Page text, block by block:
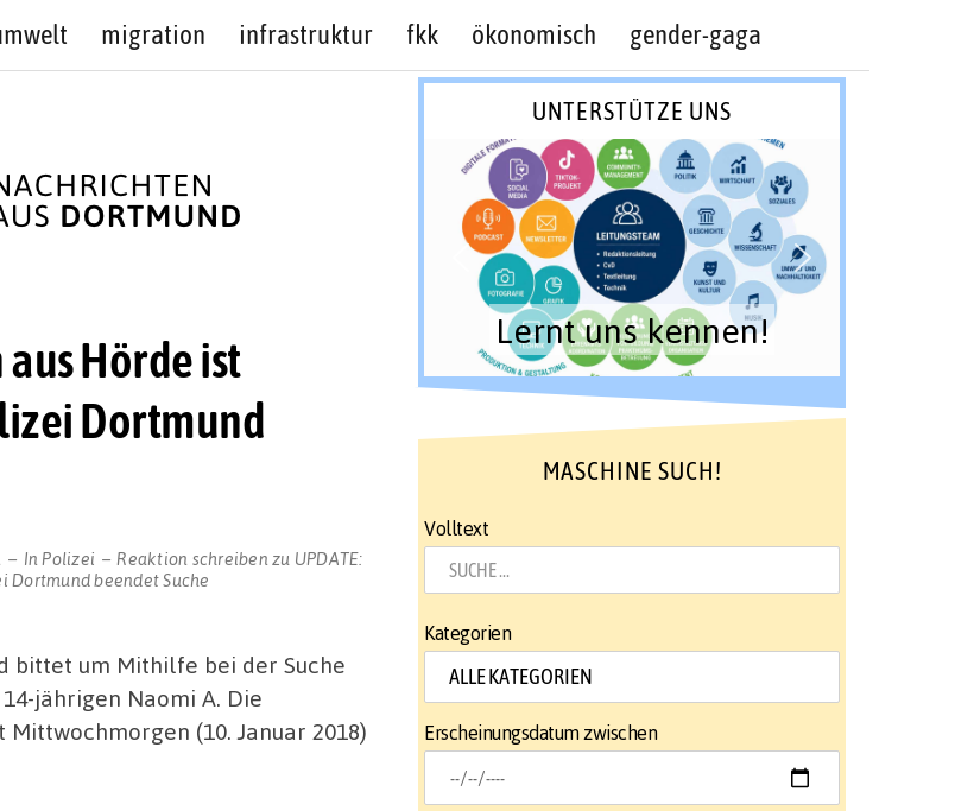
migration infrastruktur fkk ökonomisch gender-gaga
Hörde ist
Dortmund
In Polizei Reaktion schreiben zu UPDATE:
Dortmund beendet Suche
bittet um Mithilfe bei der Suche
jährigen Naomi A. Die
(10. Januar 2018)
UNTERSTÜTZE UNS
Lernt uns kennen!
MASCHINE SUCH!
Volltext
Kategorien
Erscheinungsdatum zwischen